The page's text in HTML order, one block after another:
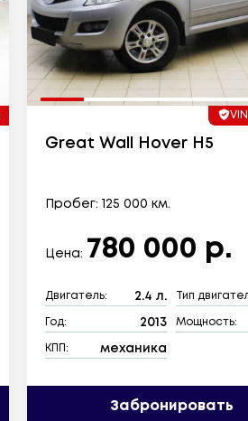
Great Wall Hover H5
Пробег: 125 000 км.
Цена: 780 000 р.
Двигатель: 2.4 л. Тип
Год: 2013 Мощность:
КПП: механика
Забронировать